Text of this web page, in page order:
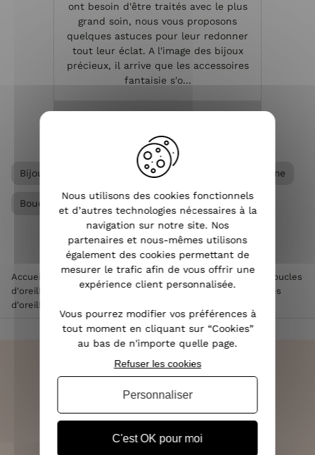
ont besoin d'être traités avec le plus
grand soin, nous vous proposons
quelques astuces pour leur redonner
tout leur éclat. A l'image des bijoux
précieux, il arrive que les accessoires
fantaisie s'o...
VOIR L'ARTICLE
Bijoux acier femme Boucles d'oreilles acier femme
Boucles d'oreilles femme
Accueil
Boucles
d'oreilles femme >Boucles d'oreilles acier femme
Boucles
d'oreilles MILE MILA acier cuivré flamants roses
OFFERTE DÈS 70€
Nous utilisons des cookies fonctionnels
et d’autres technologies nécessaires à la
navigation sur notre site. Nos
partenaires et nous-mêmes utilisons
également des cookies permettant de
mesurer le trafic afin de vous offrir une
expérience client personnalisée.
Vous pourrez modifier vos préférences à
tout moment en cliquant sur “Cookies”
au bas de n'importe quelle page.
C'est OK pour moi
Refuser les cookies
Personnaliser